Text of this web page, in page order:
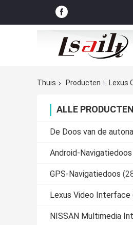
Thuis
Producten Lexus
ALLE PRODUCTEN
De Doos van de
Android-Navigatiedoos
GPS-Navigatiedoos
Lexus Video Interface
NISSAN Multimedia